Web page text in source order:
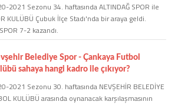
2021 Sezonu 34. haftasında ALTINDAĞ SPOR ile
KULÜBÜ Çubuk İlçe Stadı'nda bir araya geldi.
7-2 kazandı.
Belediye Spor - Çankaya Futbol
sahaya hangi kadro ile çıkıyor?
2021 Sezonu 30. haftasında NEVŞEHİR BELEDİYE
KULÜBÜ arasında oynanacak karşılaşmasının